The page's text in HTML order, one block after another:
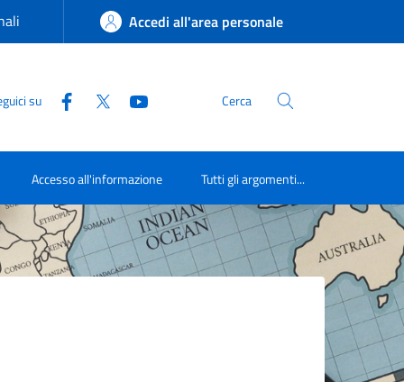
Accedi all'area personale
su Cerca
Accesso all'informazione Tutti gli argomenti...